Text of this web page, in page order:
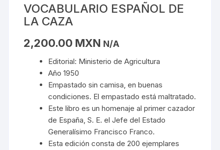
VOCABULARIO ESPAÑOL DE
LA CAZA
2,200.00 MXN N/A
Editorial: Ministerio de Agricultura
Año 1950
Empastado sin camisa, en buenas
condiciones. El empastado está maltratado.
Este libro es un homenaje al primer cazador
de España, S. E. el Jefe del Estado
Generalísimo Francisco Franco.
Esta edición consta de 200 ejemplares